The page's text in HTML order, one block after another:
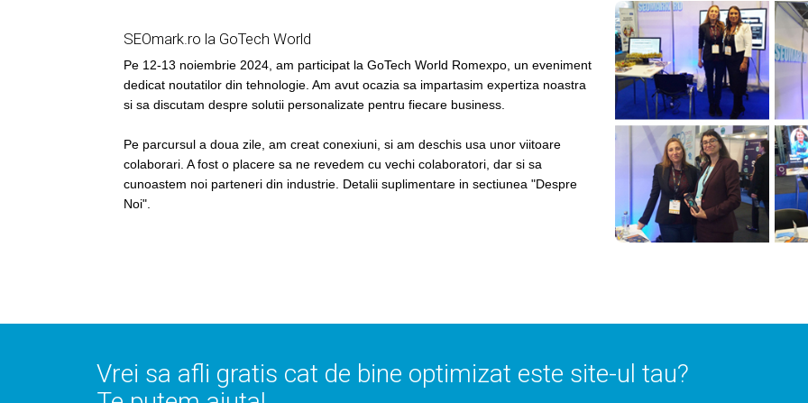
SEOmark.ro la GoTech World
Pe 12-13 noiembrie 2024, am participat la GoTech World Romexpo, un eveniment
dedicat noutatilor din tehnologie. Am avut ocazia sa impartasim expertiza noastra
si sa discutam despre solutii personalizate pentru fiecare business.
Pe parcursul a doua zile, am creat conexiuni, si am deschis usa unor viitoare
colaborari. A fost o placere sa ne revedem cu vechi colaboratori, dar si sa
cunoastem noi parteneri din industrie. Detalii suplimentare in sectiunea "Despre
Noi".
Vrei sa afli gratis cat de bine optimizat este site-ul tau?